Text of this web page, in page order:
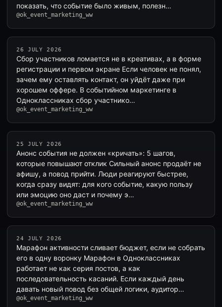
показать, что событие было живым, полезн…
@ok_event_marketing_ww
26 JULY 2026
Сбор участников ломается не в креативах, а в форме
регистрации и первом экране Если человек не понял,
зачем ему оставлять контакт, он уйдёт даже при
хорошем оффере. В событийном маркетинге в
Одноклассниках сбор участнико…
@ok_event_marketing_ww
25 JULY 2026
Анонс события не должен «кричать»: 5 шагов,
которые повышают отклик Сильный анонс продаёт не
афишу, а повод прийти. Люди реагируют быстрее,
когда сразу видят: для кого событие, какую пользу
или эмоцию оно даст и почему э…
@ok_event_marketing_ww
24 JULY 2026
Марафон активности сливает бюджет, если не собрать
его в одну воронку Марафон в Одноклассниках
работает не как серия постов, а как
последовательность касаний. Если каждый день
давать новый повод без общей логики, аудитор…
@ok_event_marketing_ww